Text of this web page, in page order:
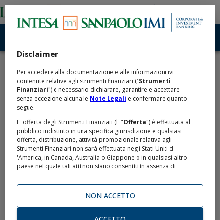
Home Prodotti e Quotazioni
BANCA IMI S.P.A. MAX
LONG CAP CERTIFICATES
on iSTOXX® Europe 600
ESG-X NR Decrement
4.75% (EUR - PRICE) Index
due 29.01.2027
Disclaimer
Per accedere alla documentazione e alle informazioni ivi
contenute relative agli strumenti finanziari ("Strumenti
Finanziari") è necessario dichiarare, garantire e accettare
senza eccezione alcuna le Note Legali e confermare quanto
segue.
L 'offerta degli Strumenti Finanziari (l '"Offerta") è effettuata al
pubblico indistinto in una specifica giurisdizione e qualsiasi
offerta, distribuzione, attività promozionale relativa agli
Strumenti Finanziari non sarà effettuata negli Stati Uniti d
'America, in Canada, Australia o Giappone o in qualsiasi altro
paese nel quale tali atti non siano consentiti in assenza di
competenti autorità (gli "Altri Paesi").
L 'Offerta non viene effettuata negli Stati Uniti d 'America o nei
confronti di alcun cittadino statunitense o soggetto residente
negli Stati Uniti d 'America o soggetto passivo di imposta negli
NON ACCETTO